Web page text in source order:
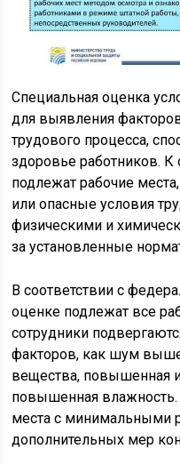
Специальная оценка
для выявления
трудового процесса,
здоровье работников. К
подлежат рабочие
или опасные условия
физическими и
за установленные
В соответствии с
оценке подлежат все
сотрудники
факторов, как шум
вещества, повышенная
повышенная
места с минимальными
дополнительных мер